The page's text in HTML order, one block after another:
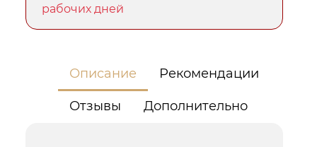
рабочих дней
Описание Рекомендации
Отзывы Дополнительно